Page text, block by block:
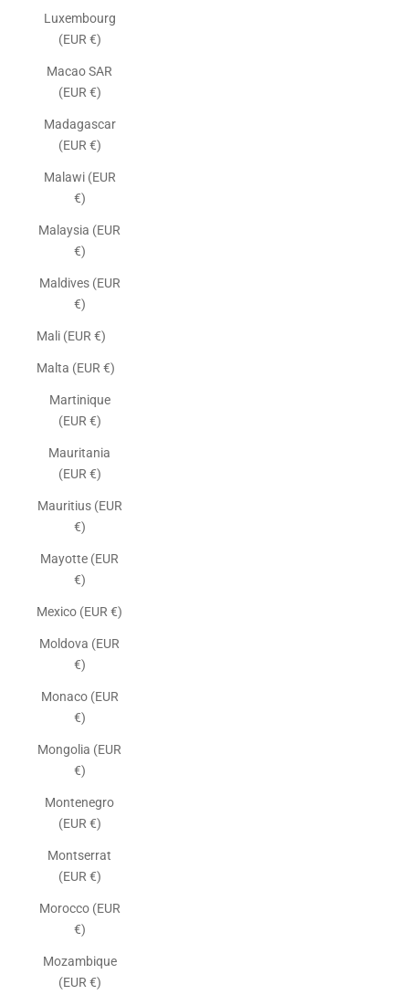
Luxembourg
(EUR €)
Macao SAR
(EUR €)
Madagascar
(EUR €)
Malawi (EUR
€)
Malaysia (EUR
€)
Maldives (EUR
€)
Mali (EUR €)
Malta (EUR €)
Martinique
(EUR €)
Mauritania
(EUR €)
Mauritius (EUR
€)
Mayotte (EUR
€)
Mexico (EUR €)
Moldova (EUR
€)
Monaco (EUR
€)
Mongolia (EUR
€)
Montenegro
(EUR €)
Montserrat
(EUR €)
Morocco (EUR
€)
Mozambique
(EUR €)